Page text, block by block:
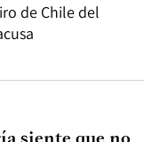
de Chile del